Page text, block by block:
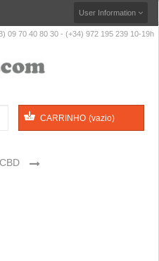
User Information
09 70 40 80 30 - (+34) 972 195 239 10-19h
CARRINHO (vazio)
>